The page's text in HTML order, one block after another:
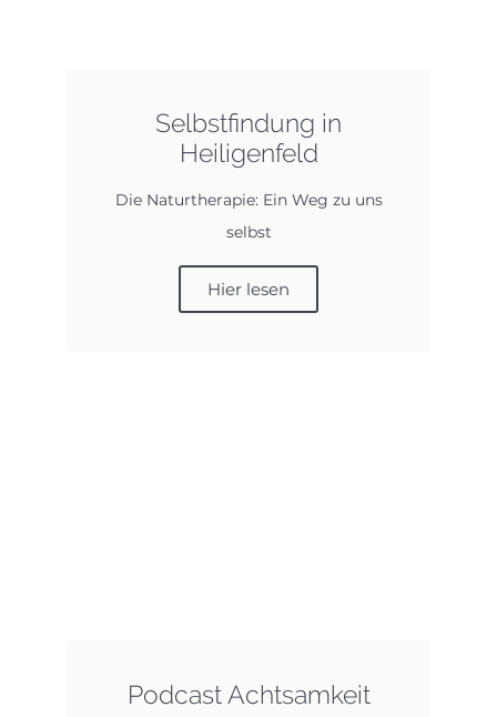
Selbstfindung in
Heiligenfeld
Die Naturtherapie: Ein Weg zu uns
selbst
Hier lesen
Podcast Achtsamkeit